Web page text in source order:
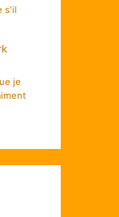
s'il
je